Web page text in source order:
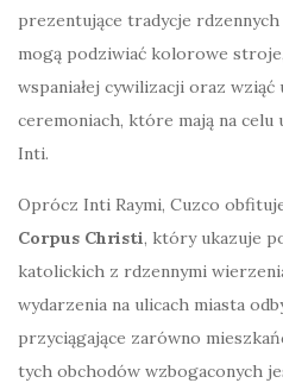
prezentujące tradycje
mogą podziwiać kolorowe
wspaniałej cywilizacji oraz wziąć
ceremoniach, które mają na celu
Inti.
Oprócz Inti Raymi, Cuzco
Corpus Christi, który ukazuje
katolickich z rdzennymi
wydarzenia na ulicach miasta
przyciągające zarówno
tych obchodów wzbogaconych